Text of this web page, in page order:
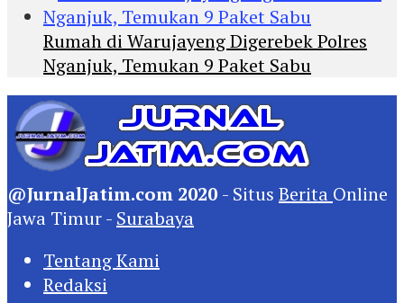
Rumah di Warujayeng Digerebek Polres
Nganjuk, Temukan 9 Paket Sabu
@JurnalJatim.com 2020 - Situs Berita Online
Jawa Timur - Surabaya
Tentang Kami
Redaksi